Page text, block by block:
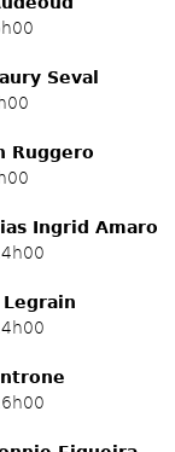
Seval
Ruggero
Ingrid Amaro